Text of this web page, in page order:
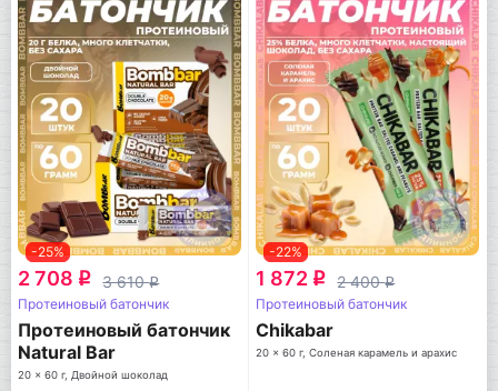
-25%
2 708 q 3 610q
Протеиновый батончик
Протеиновый батончик
Natural Bar
20 x 60 г, Двойной шоколад
-22%
1 872 q 2 400q
Протеиновый батончик
Chikabar
20 x 60 г, Соленая карамель и арахис